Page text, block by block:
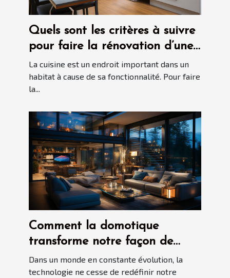
Quels sont les critères à suivre
pour faire la rénovation d’une
cuisine dans votre habitat ?
La cuisine est un endroit important dans un
habitat à cause de sa fonctionnalité. Pour faire
la...
Comment la domotique
transforme notre façon de
vivre ?
Dans un monde en constante évolution, la
technologie ne cesse de redéfinir notre